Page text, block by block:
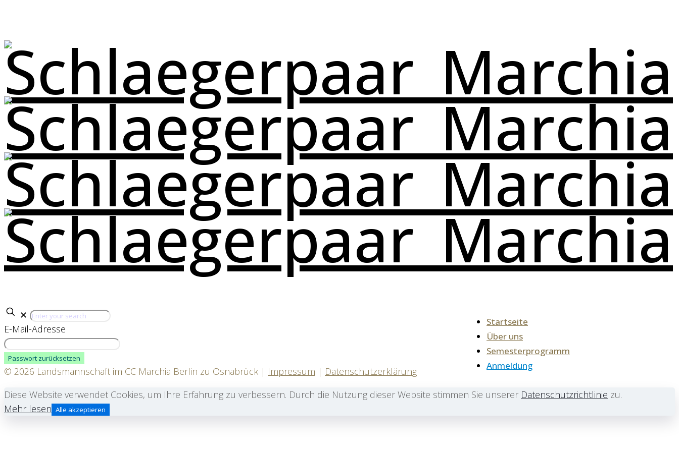
Startseite
Über uns
Semesterprogramm
Anmeldung
✕
E-Mail-Adresse
© 2026 Landsmannschaft im CC Marchia Berlin zu Osnabrück | Impressum | Datenschutzerklärung
Diese Website verwendet Cookies, um Ihre Erfahrung zu verbessern. Durch die Nutzung dieser Website stimmen Sie unserer Datenschutzrichtlinie zu.
Mehr lesen Alle akzeptieren